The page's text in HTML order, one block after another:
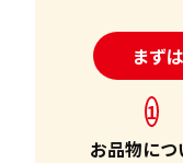
まず
24時間
1
お品物につ